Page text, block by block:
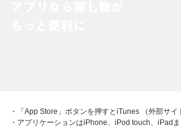
・「App Store」ボタンを押すとiTunes （外部サイ
・アプリケーションはiPhone、iPod touch、iPad